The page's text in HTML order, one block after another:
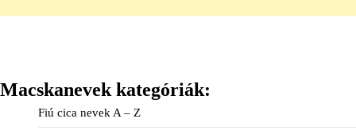
Macskanevek kategóriák:
Fiú cica nevek A – Z